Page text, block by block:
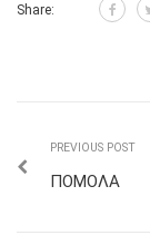
Share:
PREVIOUS POST
ΠΟΜΟΛΑ